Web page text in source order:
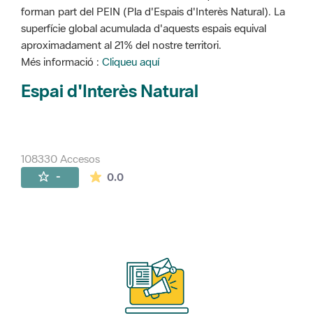
forman part del PEIN (Pla d'Espais d'Interès Natural). La
superfície global acumulada d'aquests espais equival
aproximadament al 21% del nostre territori.
Més informació : Cliqueu aquí
Espai d'Interès Natural
108330 Accesos
- 0.0La valoración media es de 0 estrellas de